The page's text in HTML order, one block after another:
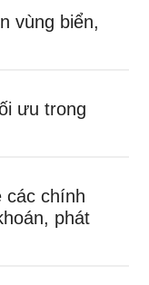
vùng biển,
ưu trong
các chính
phát